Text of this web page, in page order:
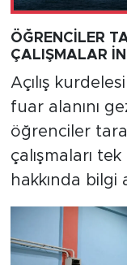
ÖĞRENCİLER
ÇALIŞMALAR
Açılış
fuar alanını
öğrenciler
çalışmaları
hakkında bilgi